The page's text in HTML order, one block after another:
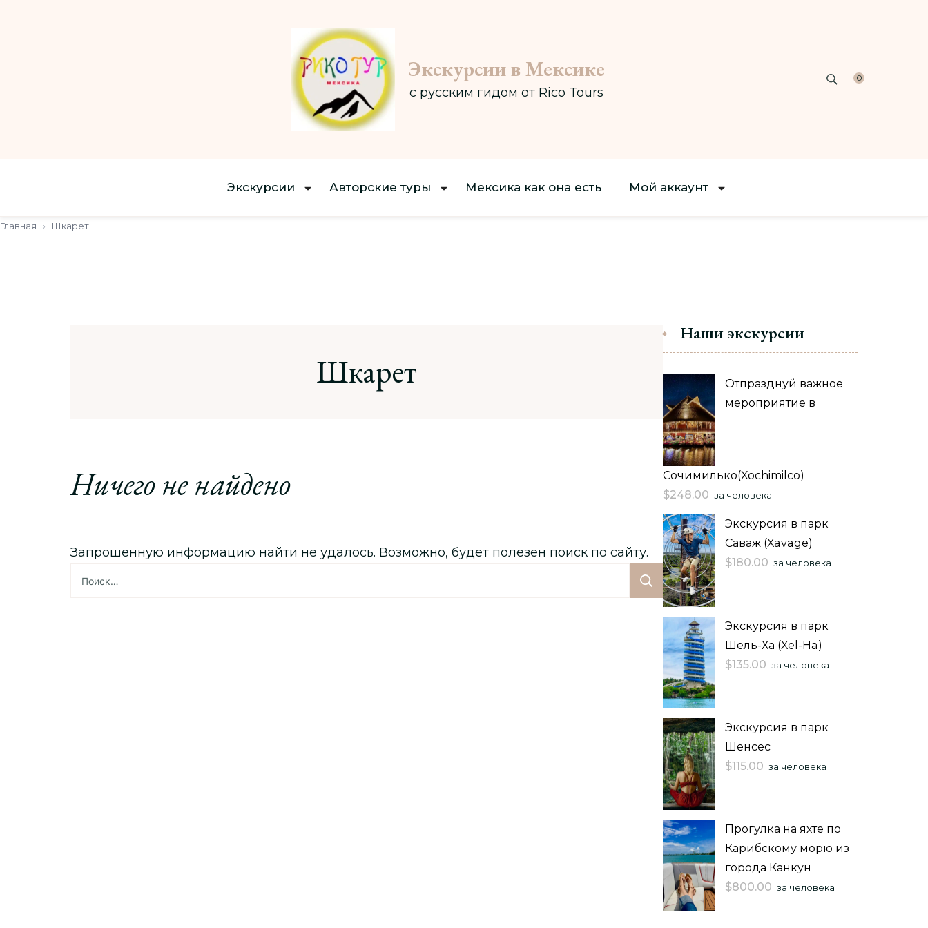
Экскурсии в Мексике
с русским гидом от Rico Tours
0
Экскурсии Авторские туры Мексика как она есть Мой аккаунт
Главная › Шкарет
Шкарет
Ничего не найдено
Запрошенную информацию найти не удалось. Возможно, будет полезен поиск по сайту.
Наши экскурсии
Отпразднуй важное
мероприятие в
Сочимилько(Xochimilco)
$248.00 за человека
Экскурсия в парк
Саваж (Xavage)
$180.00 за человека
Экскурсия в парк
Шель-Ха (Xel-Ha)
$135.00 за человека
Экскурсия в парк
Шенсес
$115.00 за человека
Прогулка на яхте по
Карибскому морю из
города Канкун
$800.00 за человека